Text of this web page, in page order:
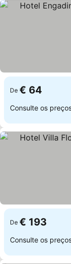
De € 64
Consulte os
De € 193
Consulte os